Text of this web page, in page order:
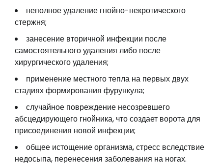
неполное удаление гнойно-некротического
стержня;
занесение вторичной инфекции после
самостоятельного удаления либо после
хирургического удаления;
применение местного тепла на первых двух
стадиях формирования фурункула;
случайное повреждение несозревшего
абсцедирующего гнойника, что создает ворота для
присоединения новой инфекции;
общее истощение организма, стресс вследствие
недосыпа, перенесения заболевания на ногах.